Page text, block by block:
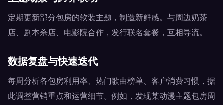
定期更新部分包房的软装主题，制造新鲜感。与周边奶茶
店、剧本杀店、电影院合作，发行联名套餐，互相导流。
数据复盘与快速迭代
每周分析各包房利用率、热门歌曲榜单、客户消费习惯，据
此调整营销重点和运营细节。例如，发现某动漫主题包房周